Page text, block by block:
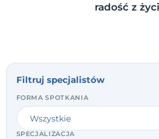
radość z
Filtruj specjalistów
FORMA SPOTKANIA
SPECJALIZACJA